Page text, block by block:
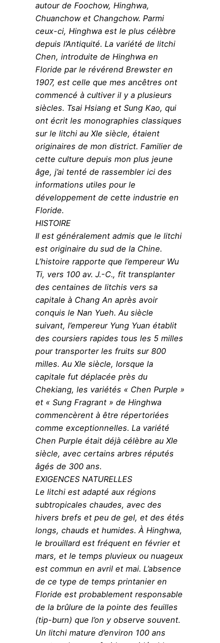
autour de Foochow, Hinghwa,
Chuanchow et Changchow. Parmi
ceux-ci, Hinghwa est le plus célèbre
depuis l’Antiquité. La variété de litchi
Chen, introduite de Hinghwa en
Floride par le révérend Brewster en
1907, est celle que mes ancêtres ont
commencé à cultiver il y a plusieurs
siècles. Tsai Hsiang et Sung Kao, qui
ont écrit les monographies classiques
sur le litchi au XIe siècle, étaient
originaires de mon district. Familier de
cette culture depuis mon plus jeune
âge, j’ai tenté de rassembler ici des
informations utiles pour le
développement de cette industrie en
Floride.
HISTOIRE
Il est généralement admis que le litchi
est originaire du sud de la Chine.
L’histoire rapporte que l’empereur Wu
Ti, vers 100 av. J.-C., fit transplanter
des centaines de litchis vers sa
capitale à Chang An après avoir
conquis le Nan Yueh. Au siècle
suivant, l’empereur Yung Yuan établit
des coursiers rapides tous les 5 milles
pour transporter les fruits sur 800
milles. Au XIe siècle, lorsque la
capitale fut déplacée près du
Chekiang, les variétés « Chen Purple »
et « Sung Fragrant » de Hinghwa
commencèrent à être répertoriées
comme exceptionnelles. La variété
Chen Purple était déjà célèbre au XIe
siècle, avec certains arbres réputés
âgés de 300 ans.
EXIGENCES NATURELLES
Le litchi est adapté aux régions
subtropicales chaudes, avec des
hivers brefs et peu de gel, et des étés
longs, chauds et humides. À Hinghwa,
le brouillard est fréquent en février et
mars, et le temps pluvieux ou nuageux
est commun en avril et mai. L’absence
de ce type de temps printanier en
Floride est probablement responsable
de la brûlure de la pointe des feuilles
(tip-burn) que l’on y observe souvent.
Un litchi mature d’environ 100 ans